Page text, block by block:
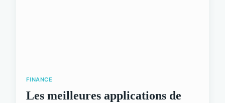
FINANCE
Les meilleures applications de